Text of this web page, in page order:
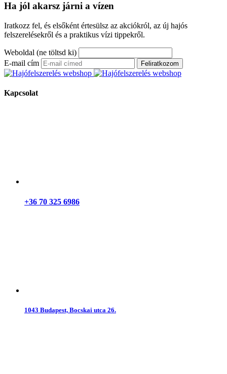
Ha jól akarsz járni a vízen
Iratkozz fel, és elsőként értesülsz az akciókról, az új hajós
felszerelésekről és a praktikus vízi tippekről.
Weboldal (ne töltsd ki)
E-mail cím
Feliratkozom
Kapcsolat
+36 70 325 6986
1043 Budapest, Bocskai utca 26.